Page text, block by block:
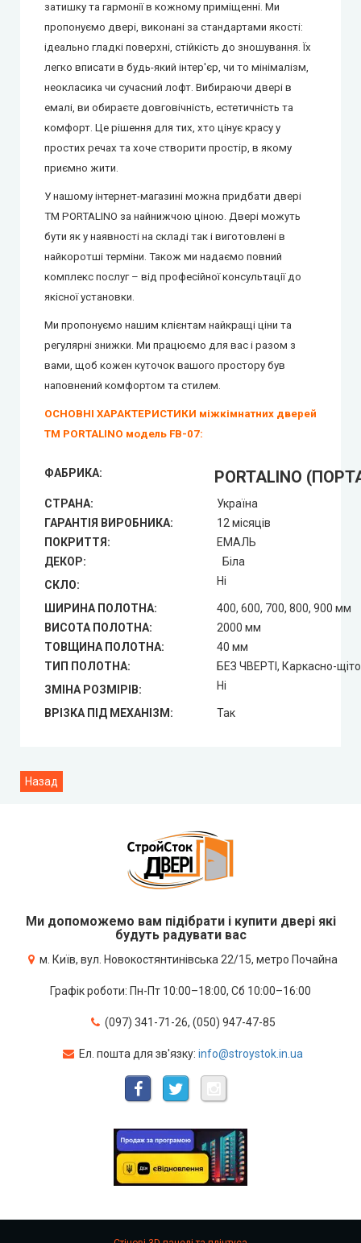
EcoDoors (Екодорс)
затишку та гармонії в кожному приміщенні. Ми
пропонуємо двері, виконані за стандартами якості:
ідеально гладкі поверхні, стійкість до зношування. Їх
легко вписати в будь-який інтер'єр, чи то мінімалізм,
неокласика чи сучасний лофт. Вибираючи двері в
емалі, ви обираєте довговічність, естетичність та
комфорт. Це рішення для тих, хто цінує красу у
простих речах та хоче створити простір, в якому
приємно жити.
У нашому інтернет-магазині можна придбати двері
ТМ PORTALINO за найнижчою ціною. Двері можуть
бути як у наявності на складі так і виготовлені в
найкоротші терміни. Також ми надаємо повний
комплекс послуг – від професійної консультації до
якісної установки.
Ми пропонуємо нашим клієнтам найкращі ціни та
регулярні знижки. Ми працюємо для вас і разом з
вами, щоб кожен куточок вашого простору був
наповнений комфортом та стилем.
ОСНОВНІ ХАРАКТЕРИСТИКИ міжкімнатних дверей
ТМ PORTALINO модель FB-07:
ФАБРИКА: PORTALINO
СТРАНА:
Україна
ГАРАНТІЯ ВИРОБНИКА:
12 місяців
ПОКРИТТЯ:
ЕМАЛЬ
ДЕКОР:
Біла
СКЛО:
Ні
ШИРИНА ПОЛОТНА:
400, 600, 700, 800, 900 мм
ВИСОТА ПОЛОТНА:
2000 мм
ТОВЩИНА ПОЛОТНА:
40 мм
ТИП ПОЛОТНА:
БЕЗ ЧВЕРТІ, Каркасно-
ЗМІНА РОЗМІРІВ:
Ні
ВРІЗКА ПІД МЕХАНІЗМ: Так
Ми допоможемо вам підібрати і купити двері які
будуть радувати вас
м. Київ, вул. Новокостянтинівська 22/15, метро Почайна
Графік роботи: Пн-Пт 10:00–18:00, Сб 10:00–16:00
(097) 341-71-26, (050) 947-47-85
Ел. пошта для зв'язку: info@stroystok.in.ua